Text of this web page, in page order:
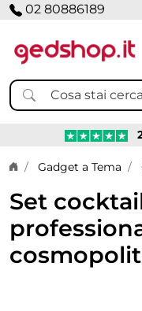
02 80886189
Home page
Gadget a Tema
Set